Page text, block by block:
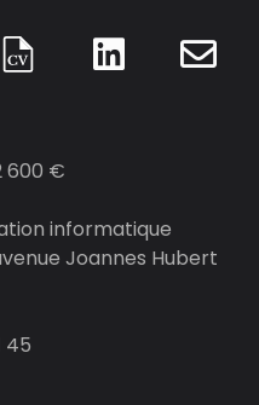
600 €
informatique
Joannes Hubert
45